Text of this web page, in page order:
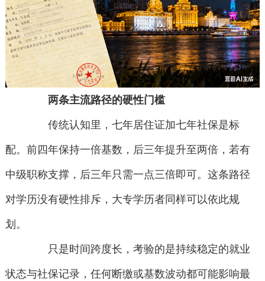
两条主流路径的硬性门槛
传统认知里，七年居住证加七年社保是标
配。前四年保持一倍基数，后三年提升至两倍，若有
中级职称支撑，后三年只需一点三倍即可。这条路径
对学历没有硬性排斥，大专学历者同样可以依此规
划。
只是时间跨度长，考验的是持续稳定的就业
状态与社保记录，任何断缴或基数波动都可能影响最